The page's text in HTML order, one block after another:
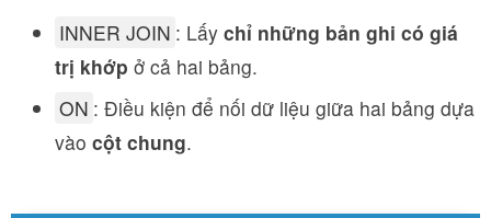
INNER JOIN : Lấy chỉ những bản ghi có giá
trị khớp ở cả hai bảng.
ON : Điều kiện để nối dữ liệu giữa hai bảng dựa
vào cột chung.